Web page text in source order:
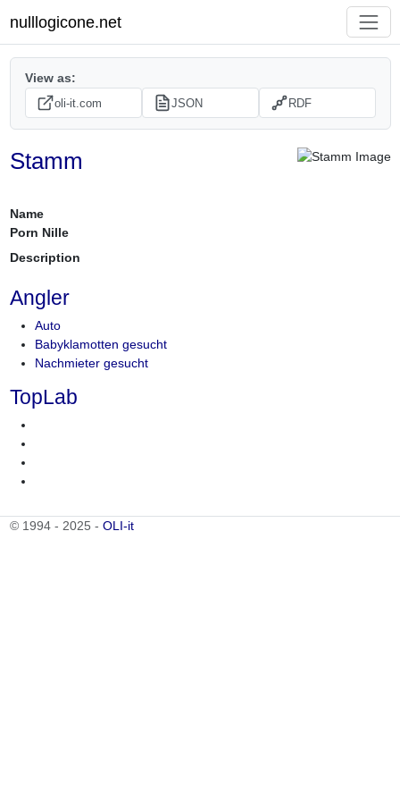
nulllogicone.net
View as:
oli-it.com JSON RDF
Stamm
Name
Porn Nille
Description
Angler
Auto
Babyklamotten gesucht
Nachmieter gesucht
TopLab
© 1994 - 2025 - OLI-it